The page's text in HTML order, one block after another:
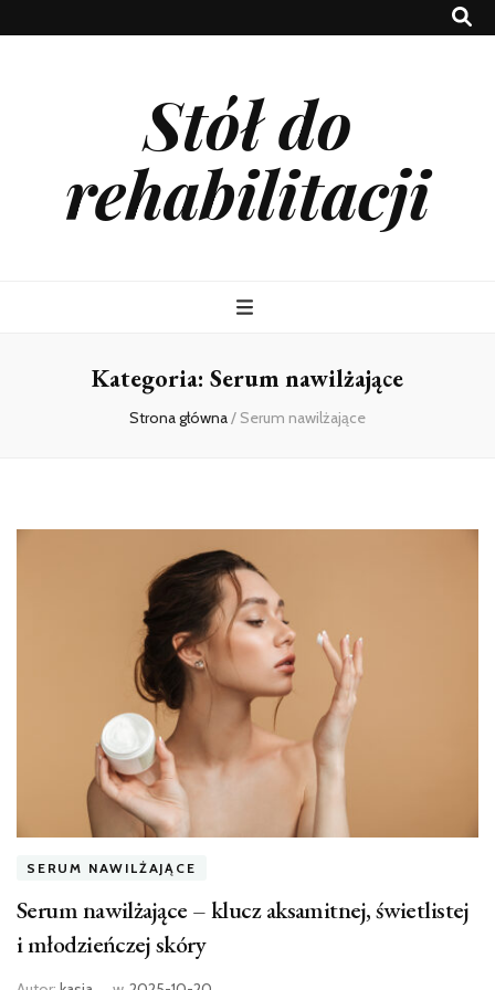
Stół do
rehabilitacji
Kategoria: Serum nawilżające
Strona główna/ Serum nawilżające
SERUM NAWILŻAJĄCE
Serum nawilżające – klucz aksamitnej, świetlistej
i młodzieńczej skóry